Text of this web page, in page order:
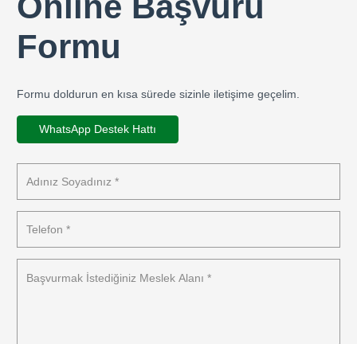
Formu
Formu doldurun en kısa sürede sizinle iletişime geçelim.
WhatsApp Destek Hattı